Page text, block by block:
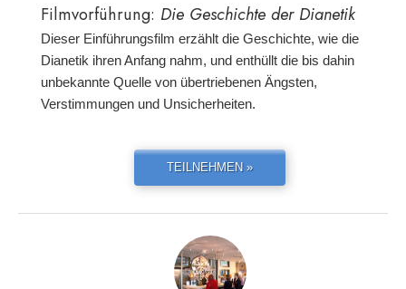
Filmvorführung: Die Geschichte der Dianetik
Dieser Einführungsfilm erzählt die Geschichte, wie die
Dianetik ihren Anfang nahm, und enthüllt die bis dahin
unbekannte Quelle von übertriebenen Ängsten,
Verstimmungen und Unsicherheiten.
TEILNEHMEN »